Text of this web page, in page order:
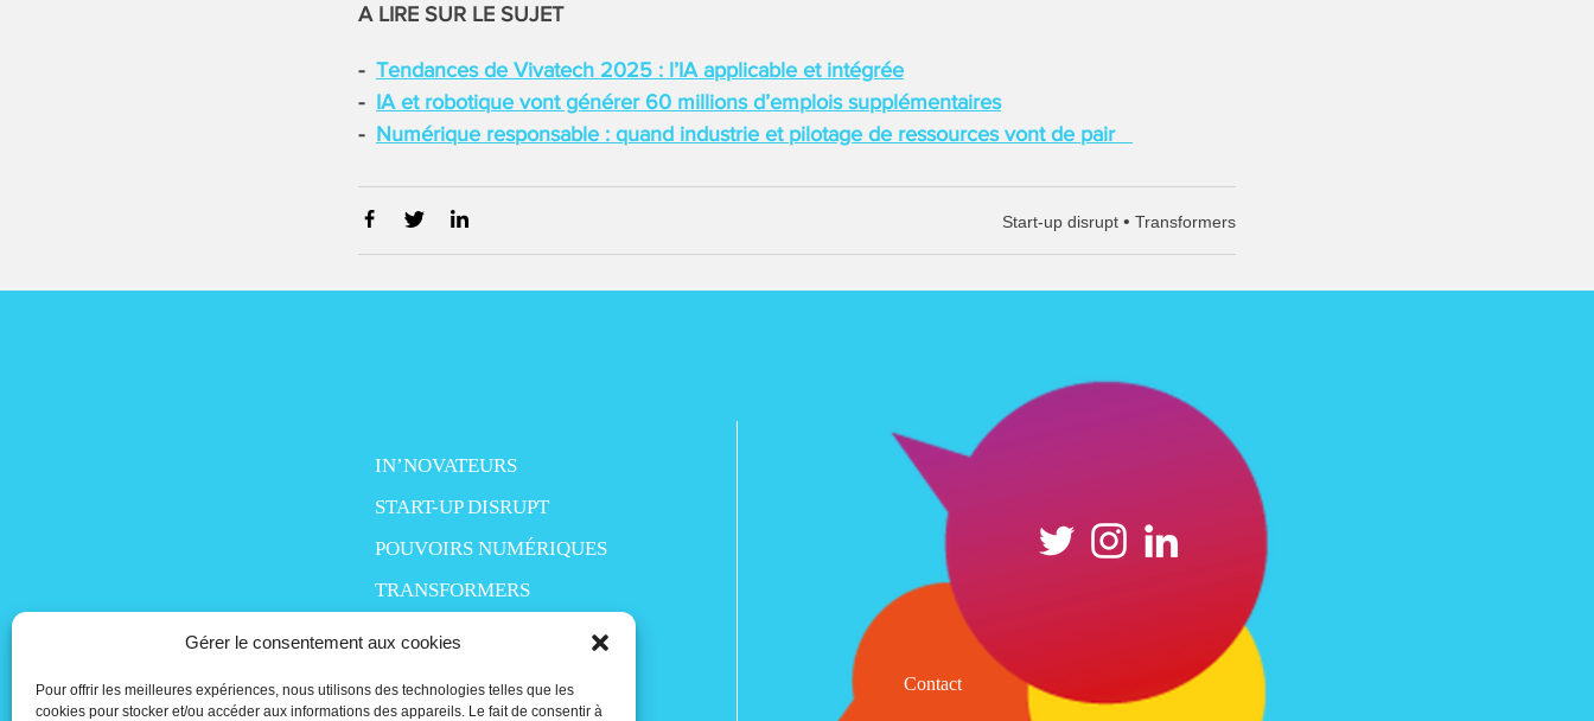
Gérer le consentement aux cookies
Pour offrir les meilleures expériences, nous utilisons des technologies telles que les
cookies pour stocker et/ou accéder aux informations des appareils. Le fait de consentir à
A LIRE SUR LE SUJET
Tendances de Vivatech 2025 : l’IA applicable et intégrée
IA et robotique vont générer 60 millions d’emplois supplémentaires
Numérique responsable : quand industrie et pilotage de ressources vont de pair
Start-up disrupt • Transformers
IN’NOVATEURS
START-UP DISRUPT
POUVOIRS NUMÉRIQUES
TRANSFORMERS
SMART LIFE
PEOPLE IN TECH
Contact